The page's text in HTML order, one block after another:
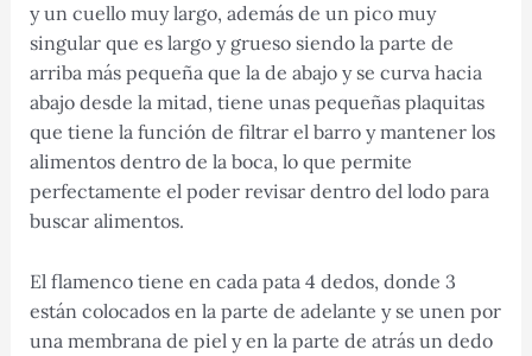
y un cuello muy largo, además de un pico muy
singular que es largo y grueso siendo la parte de
arriba más pequeña que la de abajo y se curva hacia
abajo desde la mitad, tiene unas pequeñas plaquitas
que tiene la función de filtrar el barro y mantener los
alimentos dentro de la boca, lo que permite
perfectamente el poder revisar dentro del lodo para
buscar alimentos.
El flamenco tiene en cada pata 4 dedos, donde 3
están colocados en la parte de adelante y se unen por
una membrana de piel y en la parte de atrás un dedo